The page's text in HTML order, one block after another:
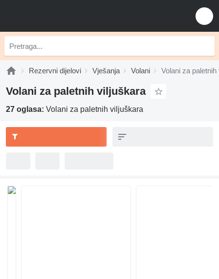
Rezervni dijelovi Vješanja Volani Volani za
Volani za paletnih viljuškara
27 oglasa: Volani za paletnih viljuškara